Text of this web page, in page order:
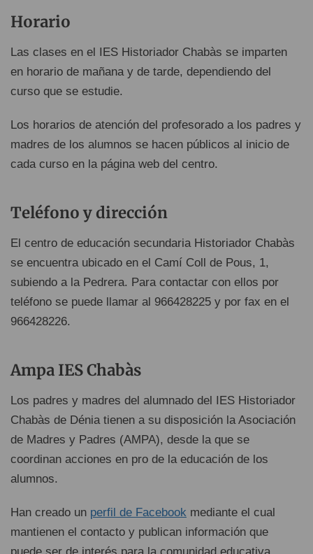
Horario
Las clases en el IES Historiador Chabàs se imparten
en horario de mañana y de tarde, dependiendo del
curso que se estudie.
Los horarios de atención del profesorado a los padres y
madres de los alumnos se hacen públicos al inicio de
cada curso en la página web del centro.
Teléfono y dirección
El centro de educación secundaria Historiador Chabàs
se encuentra ubicado en el Camí Coll de Pous, 1,
subiendo a la Pedrera. Para contactar con ellos por
teléfono se puede llamar al 966428225 y por fax en el
966428226.
Ampa IES Chabàs
Los padres y madres del alumnado del IES Historiador
Chabàs de Dénia tienen a su disposición la Asociación
de Madres y Padres (AMPA), desde la que se
coordinan acciones en pro de la educación de los
alumnos.
Han creado un perfil de Facebook mediante el cual
mantienen el contacto y publican información que